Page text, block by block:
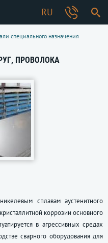
RU
специального назначения
ПРОВОЛОКА
сплавам аустенитного
коррозии основного
в агрессивных средах
сварного оборудования для